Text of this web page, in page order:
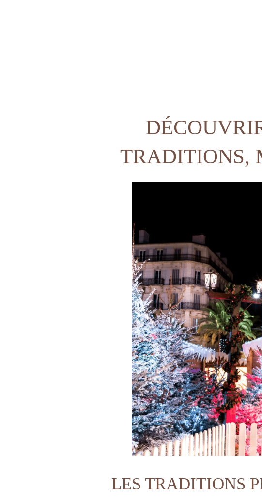
TRADITIONS,
LES TRADITIONS
HÉBERGEMENT
RESTAURANT
SÉMINAIRES
ENVIRONNEMENT
IMMOBILIER
Galerie photos et Vidéo
Accès et Contact
RÉSERVER VOTRE CHAMBRE
RÉSERVER VOTRE LOCATION
RÉSERVER VOTRE GREEN FEE